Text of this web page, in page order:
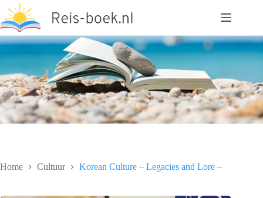
naar
de
inhoud
Home Cultuur Korean Culture – Legacies and Lore –